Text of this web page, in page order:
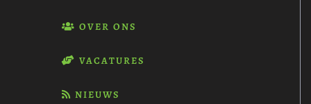
OVER ONS
VACATURES
NIEUWS